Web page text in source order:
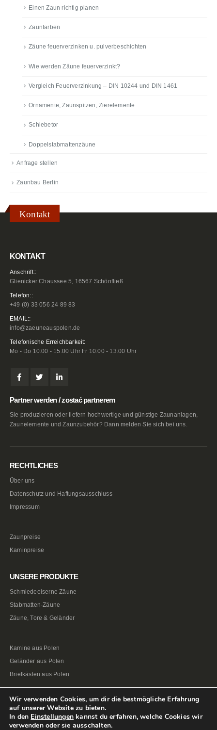
Einen Zaun richtig planen
Zaunfarben
Zäune feuerverzinken u. pulverbeschichten
Wie werden Zäune feuerverzinkt?
Vergleich Feuerverzinkung – DIN 10244 und DIN 1461
Ornamente, Zaunspitzen, Zierelemente
Schiebetor
Doppelstabmattenzäune
Anfrage stellen
Zaunbau Berlin
Kontakt
KONTAKT
Anschrift::
Glienicker Chaussee 5, 16567 Schönfließ
Telefon::
+49 (0) 33 056 24 89 83
EMAIL::
info@zaeuneauspolen.de
Telefonische Erreichbarkeit:
Mo - Do 10:00 - 15:00 Uhr Fr 10:00 - 13.00 Uhr
Partner werden / zostać partnerem
Sie produzieren oder liefern hochwertige und günstige Zaunanlagen,
Zaunelemente und Zaunzubehör? Dann melden Sie sich bei uns.
RECHTLICHES
Über uns
Datenschutz und Haftungsausschluss
Impressum
Zaunpreise
Kaminpreise
UNSERE PRODUKTE
Schmiedeeiserne Zäune
Stabmatten-Zäune
Zäune, Tore & Geländer
Kamine aus Polen
Geländer aus Polen
Briefkästen aus Polen
Wir verwenden Cookies, um dir die bestmögliche Erfahrung
auf unserer Website zu bieten.
In den Einstellungen kannst du erfahren, welche Cookies wir
verwenden oder sie ausschalten.